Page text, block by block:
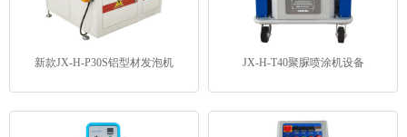
新款JX-H-P30S铝型材发泡机 JX-H-T40聚脲喷涂机设备